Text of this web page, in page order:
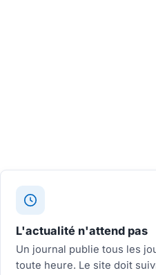
L'actualité n'attend pas
Un journal publie tous les
toute heure. Le site doit